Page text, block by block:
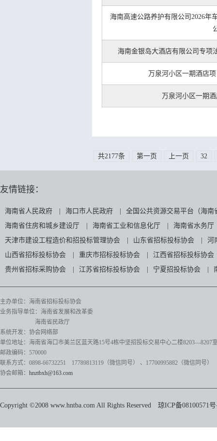
海南高速公路养护有限公司2026年
海南金银岛大酒店有限公司专项
万泉河小区一期酒店
万泉河小区一期
共2177条 第一页 上一页 32
友情链接：
海南省人民政府 海口市人民政府
全国公共资源交易平台（海南
海南省住房和城乡建设厅
海南省工业和信息化厅
海南省水务厅
天津市建设工程造价和招投标管理协会
山东省招标投标协会
河
山西省招标投标协会
重庆市招标投标协会
江西省招标投标协会
贵州省招标采购协会
江苏省招标投标协会 宁夏招投标协会
主办单位：海南省招标投标协会
业务指导单位：海南省发展和改革委
海南省民政厅
系统开发：协会网络部
单位地址：海南省海口市美兰区蓝天路15号4栋中坚招投标交易中心二楼8203—8207
邮政编码：570000
联系方式：0898-66732251 17789813119（微信同号）
、17700995882 （微信同号）
协会邮箱： hnztbxh@163.com
Copyright ©2008 www.hntba.com All Rights Reserved 琼ICP备08100571